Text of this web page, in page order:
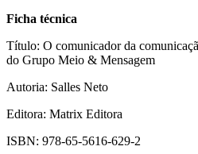
Ficha técnica
Título: O comunicador da
do Grupo Meio & Mensagem
Autoria: Salles Neto
Editora: Matrix Editora
ISBN: 978-65-5616-629-2